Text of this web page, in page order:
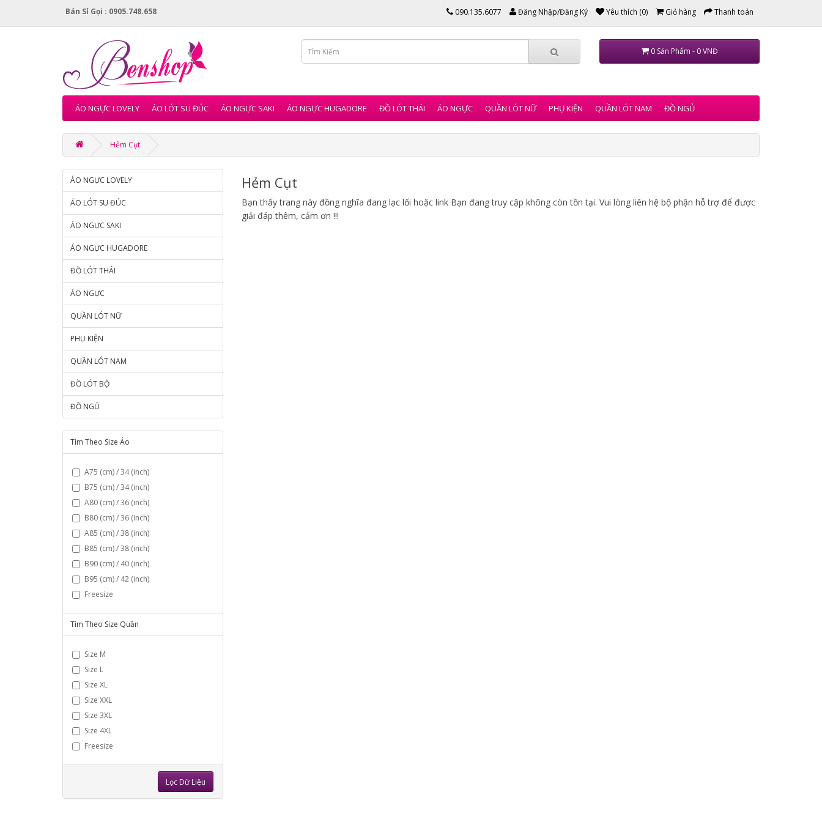
Bán Sỉ Gọi : 0905.748.658 090.135.6077 Đăng Nhập/Đăng Ký Yêu thích (0) Giỏ hàng Thanh toán
0 Sản Phẩm - 0 VNĐ
ÁO NGỰC LOVELY ÁO LÓT SU ĐÚC ÁO NGỰC SAKI ÁO NGỰC HUGADORE ĐỒ LÓT THÁI ÁO NGỰC QUẦN LÓT NỮ PHỤ KIỆN QUẦN LÓT NAM ĐỒ NGỦ
Hẻm Cụt
ÁO NGỰC LOVELY
ÁO LÓT SU ĐÚC
ÁO NGỰC SAKI
ÁO NGỰC HUGADORE
ĐỒ LÓT THÁI
ÁO NGỰC
QUẦN LÓT NỮ
PHỤ KIỆN
QUẦN LÓT NAM
ĐỒ LÓT BỘ
ĐỒ NGỦ
Tìm Theo Size Áo
A75 (cm) / 34 (inch)
B75 (cm) / 34 (inch)
A80 (cm) / 36 (inch)
B80 (cm) / 36 (inch)
A85 (cm) / 38 (inch)
B85 (cm) / 38 (inch)
B90 (cm) / 40 (inch)
B95 (cm) / 42 (inch)
Freesize
Tìm Theo Size Quần
Size M
Size L
Size XL
Size XXL
Size 3XL
Size 4XL
Freesize
Lọc Dữ Liệu
Hẻm Cụt
Bạn thấy trang này đồng nghĩa đang lạc lối hoặc link Bạn đang truy cập không còn tồn tại. Vui lòng liên hệ bộ phận hỗ trợ để được
giải đáp thêm, cảm ơn !!!